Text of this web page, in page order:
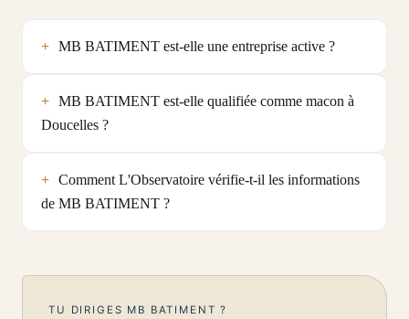
MB BATIMENT est-elle une entreprise active ?
MB BATIMENT est-elle qualifiée comme macon à
Doucelles ?
Comment L'Observatoire vérifie-t-il les informations
de MB BATIMENT ?
TU DIRIGES MB BATIMENT ?